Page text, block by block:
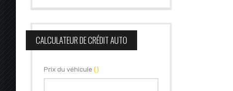
CALCULATEUR DE CRÉDIT AUTO
Prix du véhicule ()